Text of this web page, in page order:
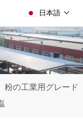
日本語
粉の工業用グレード